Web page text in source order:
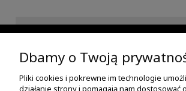
POMOC
Dbamy o Twoją
Pliki cookies i pokrewne im technologie
działanie strony i pomagają nam dostosować